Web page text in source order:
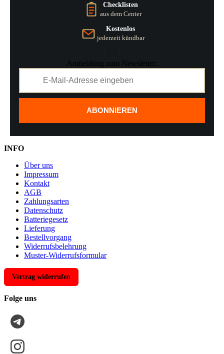
Checklisten
aus dem Center
Kostenlos
jederzeit kündbar
Anmeldung zum Newsletter:
ABONNIEREN
INFO
Über uns
Impressum
Kontakt
AGB
Zahlungsarten
Datenschutz
Batteriegesetz
Lieferung
Bestellvorgang
Widerrufsbelehrung
Muster-Widerrufsformular
Vertrag widerrufen
Folge uns